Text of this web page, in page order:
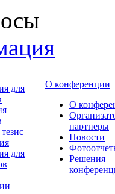
для
для
О конференции
О
партнеры
Новости
Решения